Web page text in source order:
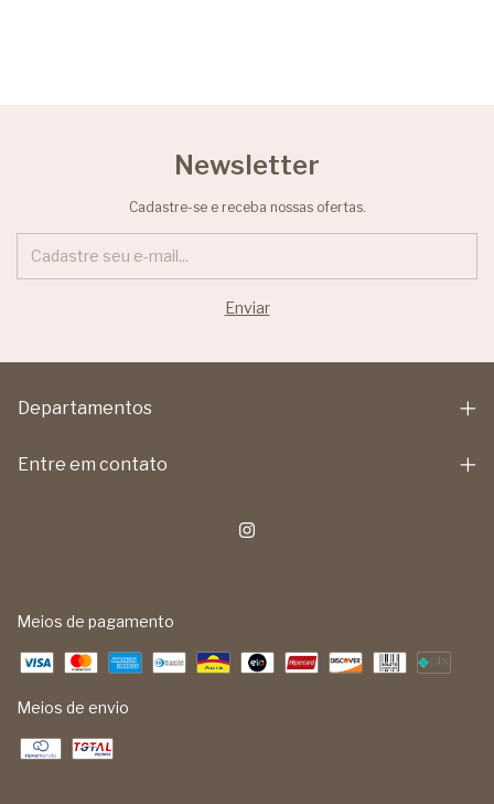
Newsletter
Cadastre-se e receba nossas ofertas.
Departamentos
Entre em contato
Meios de pagamento
Meios de envio